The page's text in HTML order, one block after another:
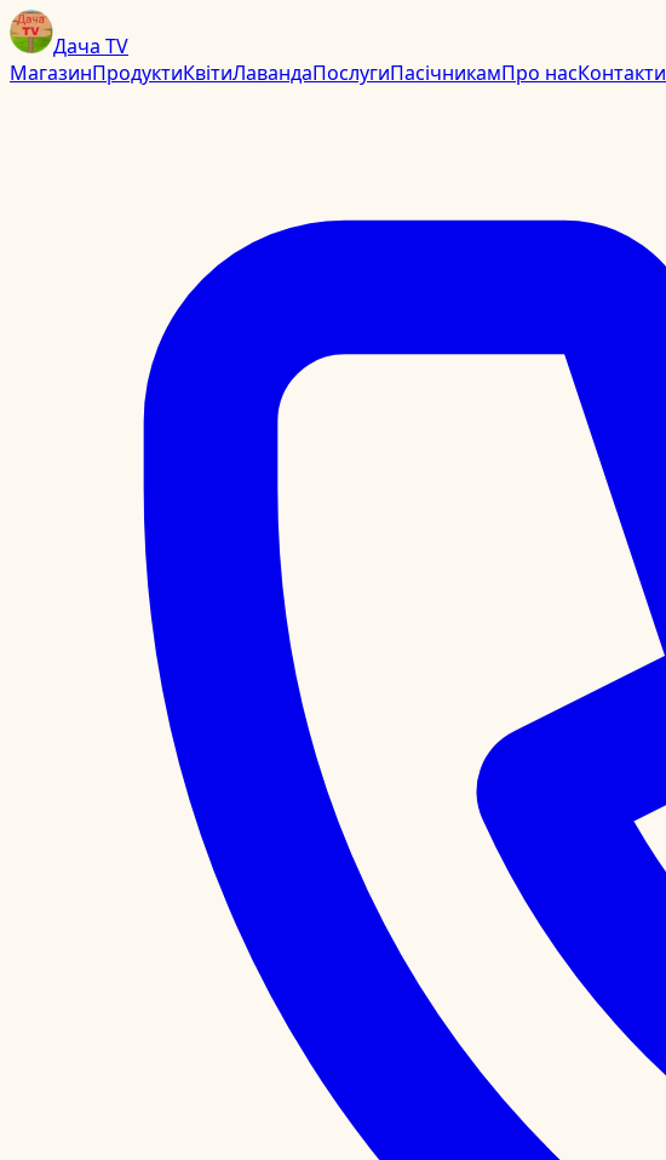
Дача TV
МагазинПродуктиКвітиЛавандаПослугиПасічникамПро насКонтакти